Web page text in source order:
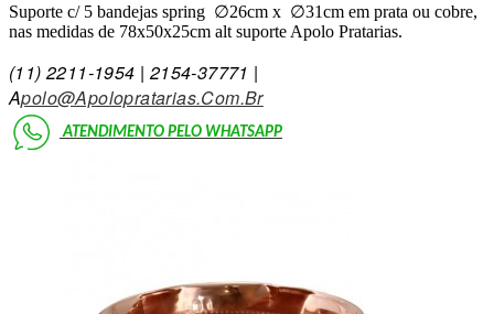
Suporte c/ 5 bandejas spring ∅26cm x ∅31cm em prata ou cobre,
nas medidas de 78x50x25cm alt suporte Apolo Pratarias.
(11)2211-1954 | 2154-37771 |
APolo@Apolopratarias.Com.Br
ATENDIMENTO PELO WHATSAPP